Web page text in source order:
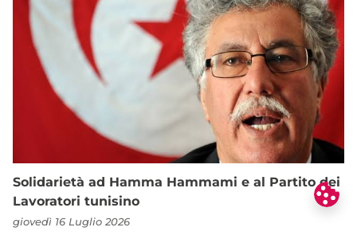
Solidarietà ad Hamma Hammami e al Partito dei
Lavoratori tunisino
giovedì 16 Luglio 2026